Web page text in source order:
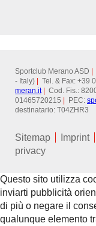
Sportclub Merano ASD
- Italy)
Tel. & Fax: +39
meran.it
Cod. Fis.:
01465720215
PEC:
destinatario: T04ZHR3
Sitemap Imprint
privacy
Questo sito utilizza
inviarti pubblicità
di più o negare il
qualunque elemento